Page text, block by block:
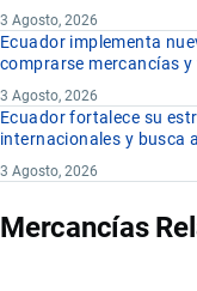
3 Agosto, 2026
Ecuador implementa
comprarse mercancías
3 Agosto, 2026
Ecuador fortalece su
internacionales y busca
3 Agosto, 2026
Mercancías